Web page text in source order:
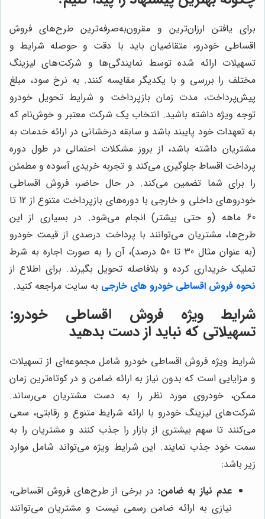
برای یافتن ارزان‌ترین و مقرون‌به‌صرفه‌ترین طرح‌های فروش
اقساطی خودرو، متقاضیان باید با دقت و حوصله شرایط و
تسهیلات ارائه شده توسط نمایندگی‌ها و شرکت‌های لیزینگ
مختلف را بررسی و با یکدیگر مقایسه کنند. به نرخ سود، مبلغ
پیش‌پرداخت، مدت زمان بازپرداخت و شرایط تحویل خودرو
توجه ویژه داشته باشید. انتخاب یک شرکت معتبر و خوش‌نام که
به تعهدات خود پایبند باشد و سابقه درخشانی در ارائه خدمات به
مشتریان داشته باشد، از بروز مشکلات احتمالی در طول دوره
پرداخت اقساط جلوگیری می‌کند و تجربه خریدی آسوده و مطمئن
را برای شما تضمین می‌کند. در حال حاضر، فروش اقساطی
خودروهای داخلی و خارجی با دوره‌های بازپرداخت متنوع از 12 تا
60 ماهه (و حتی بیشتر) انجام می‌شود. در بسیاری از این
طرح‌ها، مشتریان می‌توانند با پرداخت درصدی از قیمت خودرو
(به عنوان مثال 30 تا 50 درصد)، آن را به صورت اجاره به شرط
تملیک خریداری کرده و بلافاصله تحویل بگیرند. برای اطلاع از
نحوه فروش اقساطی خودرو های خارجی به سایت مراجعه کنید.
شرایط ویژه فروش اقساطی خودرو:
تسهیلاتی که نباید از دست بدهید
شرایط ویژه فروش اقساطی خودرو شامل مجموعه‌ای از تسهیلات
و مزایایی است که بدون نیاز به ارائه ضامن و در کوتاه‌ترین زمان
ممکن، خودروی مورد نظر را به دست مشتریان می‌رساند.
شرکت‌های لیزینگ خودرو با ارائه شرایط متنوع و رقابتی، سعی
می‌کنند تا سهم بیشتری از بازار را جذب کنند و مشتریان را به
سمت خود جذب نمایند. این شرایط ویژه می‌تواند شامل موارد
زیر باشد:
عدم نیاز به ضامن: در برخی از طرح‌های فروش اقساطی،
نیازی به ارائه ضامن رسمی نیست و مشتریان می‌توانند